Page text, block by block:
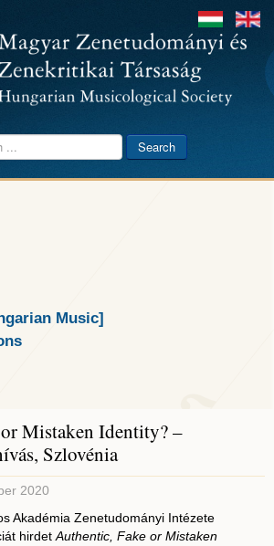
Search
Music]
Mistaken Identity? –
Szlovénia
2020
Akadémia Zenetudományi Intézete
hirdet Authentic, Fake or Mistaken